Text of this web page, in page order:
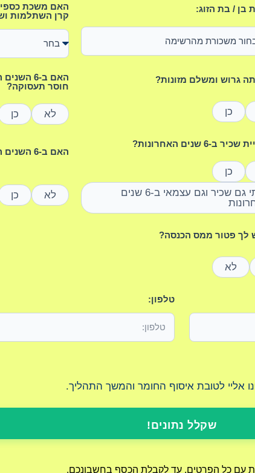
בן / בת הזוג:
האם משכת
קרן השתלמות
גרוש ומשלם מזונות?
כן
האם ב-6
חוסר תעסוקה?
לא כן
ב-6 שנים האחרונות?
כן
הייתי גם שכיר וגם עצמאי ב-6 שנים
האם ב-6 השנים האחרונות נולד לך ילד/ה?
לא כן
לך פטור ממס הכנסה?
לא
טלפון:
אליי לטובת איסוף החומר והמשך התהליך.
שקלל נתונים!
עם כל הפרטים, עד לקבלת הכסף בחשבונכם.